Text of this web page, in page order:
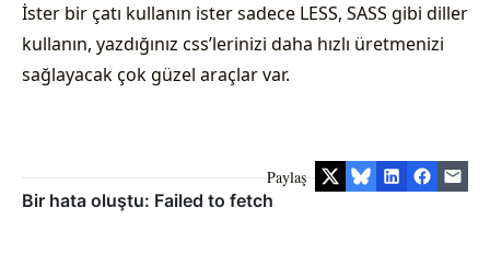
İster bir çatı kullanın ister sadece LESS, SASS gibi diller
kullanın, yazdığınız css’lerinizi daha hızlı üretmenizi
sağlayacak çok güzel araçlar var.
Paylaş